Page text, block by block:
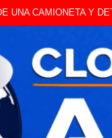
ESTE JUEVES